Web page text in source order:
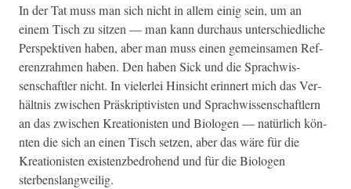
In der Tat muss man sich nicht in allem einig sein, um an
einem Tisch zu sitzen — man kann dur­chaus unter­schiedliche
Per­spek­tiv­en haben, aber man muss einen gemein­samen Ref­
eren­zrah­men haben. Den haben Sick und die Sprach­wis­
senschaftler nicht. In viel­er­lei Hin­sicht erin­nert mich das Ver­
hält­nis zwis­chen Präskrip­tivis­ten und Sprach­wis­senschaftlern
an das zwis­chen Kreation­is­ten und Biolo­gen — natür­lich kön­
nten die sich an einen Tisch set­zen, aber das wäre für die
Kreation­is­ten exis­tenzbedro­hend und für die Biolo­gen
sterbenslangweilig.